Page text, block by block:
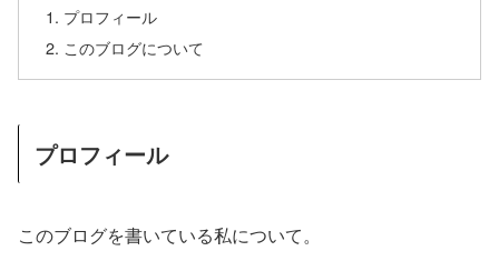
プロフィール
このブログについて
プロフィール
このブログを書いている私について。